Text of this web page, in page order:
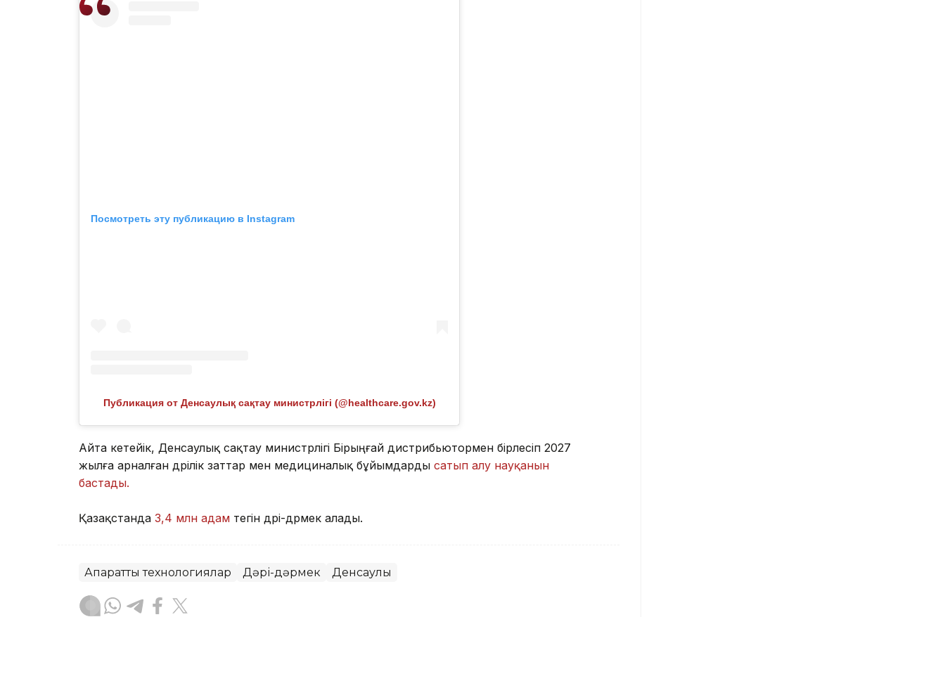
Посмотреть эту публикацию в Instagram
Публикация от Денсаулық сақтау министрлігі (@healthcare.gov.kz)
Айта кетейік, Денсаулық сақтау министрлігі Бірыңғай дистрибьютормен бірлесіп 2027
жылға арналған дәрілік заттар мен медициналық бұйымдарды сатып алу науқанын
бастады.
Қазақстанда 3,4 млн адам тегін дәрі-дәрмек алады.
Ақпараттық технологиялар Дәрі-дәрмек Денсаулық